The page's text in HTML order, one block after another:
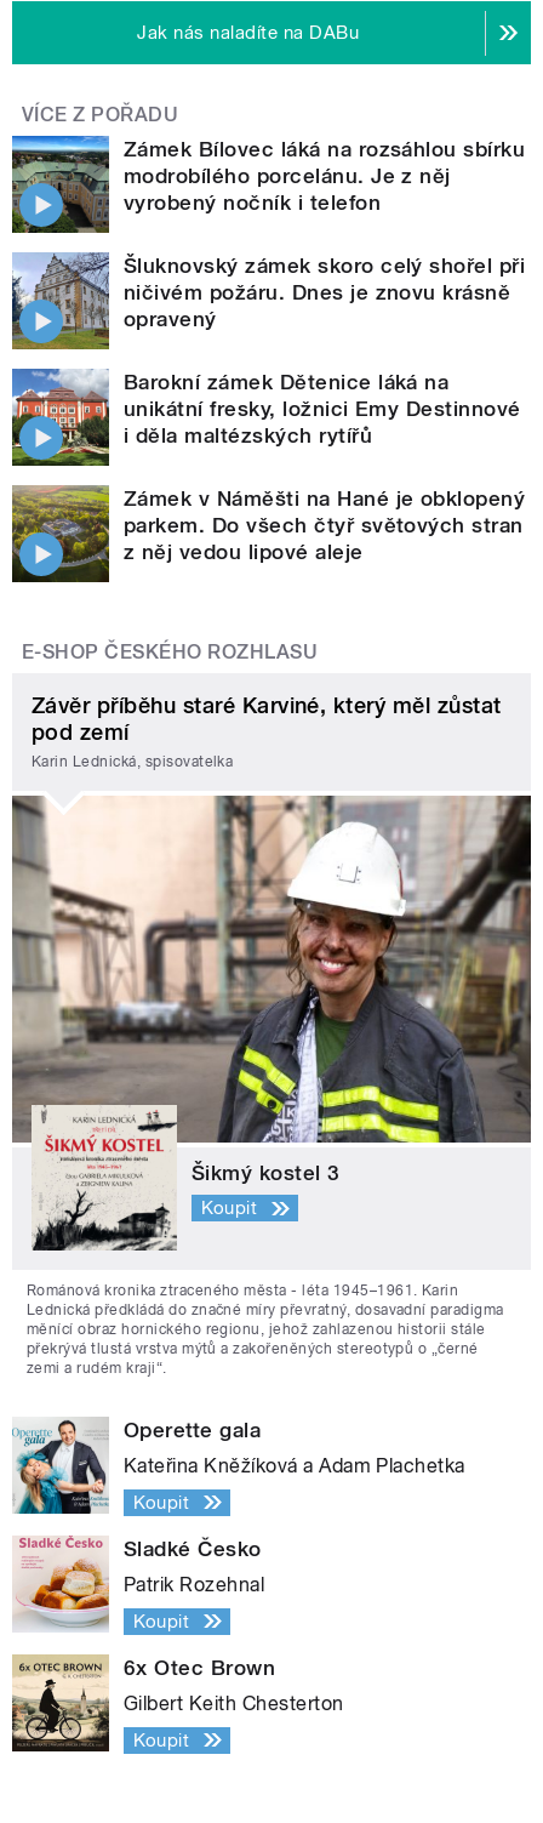
Jak nás naladíte na DABu
VÍCE Z POŘADU
Zámek Bílovec láká na rozsáhlou sbírku
modrobílého porcelánu. Je z něj
vyrobený nočník i telefon
Šluknovský zámek skoro celý shořel při
ničivém požáru. Dnes je znovu krásně
opravený
Barokní zámek Dětenice láká na
unikátní fresky, ložnici Emy Destinnové
i děla maltézských rytířů
Zámek v Náměšti na Hané je obklopený
parkem. Do všech čtyř světových stran
z něj vedou lipové aleje
E-SHOP ČESKÉHO ROZHLASU
Závěr příběhu staré Karviné, který měl zůstat
pod zemí
Karin Lednická, spisovatelka
Šikmý kostel 3
Koupit
Románová kronika ztraceného města - léta 1945–1961. Karin
Lednická předkládá do značné míry převratný, dosavadní paradigma
měnící obraz hornického regionu, jehož zahlazenou historii stále
překrývá tlustá vrstva mýtů a zakořeněných stereotypů o „černé
zemi a rudém kraji“.
Operette gala
Kateřina Kněžíková a Adam Plachetka
Koupit
Sladké Česko
Patrik Rozehnal
Koupit
6x Otec Brown
Gilbert Keith Chesterton
Koupit